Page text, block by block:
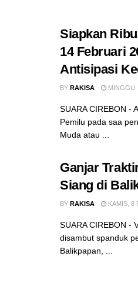
Siapkan
14 Februari
Antisipasi
BY RAKISA MINGGU,
SUARA CIREBON -
Pemilu pada saa
Muda atau ...
Ganjar
Siang di
BY RAKISA KAMIS, 8
SUARA CIREBON -
disambut spanduk
Balikpapan, ...